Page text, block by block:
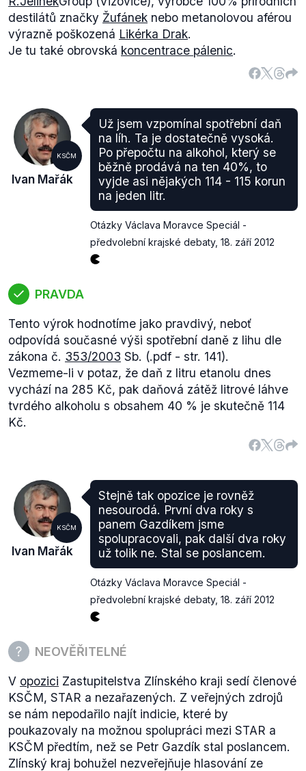
destilátů značky Žufánek nebo metanolovou aférou
výrazně poškozená Likérka Drak.
Je tu také obrovská koncentrace pálenic.
KSČM
Ivan Mařák
Už jsem vzpomínal spotřební daň
na líh. Ta je dostatečně vysoká.
Po přepočtu na alkohol, který se
běžně prodává na ten 40%, to
vyjde asi nějakých 114 - 115 korun
na jeden litr.
Otázky Václava Moravce Speciál -
předvolební krajské debaty, 18. září 2012
PRAVDA
Tento výrok hodnotíme jako pravdivý, neboť
odpovídá současné výši spotřební daně z lihu dle
zákona č. 353/2003 Sb. (.pdf - str. 141).
Vezmeme-li v potaz, že daň z litru etanolu dnes
vychází na 285 Kč, pak daňová zátěž litrové láhve
tvrdého alkoholu s obsahem 40 % je skutečně 114
Kč.
KSČM
Ivan Mařák
Stejně tak opozice je rovněž
nesourodá. První dva roky s
panem Gazdíkem jsme
spolupracovali, pak další dva roky
už tolik ne. Stal se poslancem.
Otázky Václava Moravce Speciál -
předvolební krajské debaty, 18. září 2012
NEOVĚŘITELNÉ
V opozici Zastupitelstva Zlínského kraji sedí členové
KSČM, STAR a nezařazených. Z veřejných zdrojů
se nám nepodařilo najít indicie, které by
poukazovaly na možnou spolupráci mezi STAR a
KSČM předtím, než se Petr Gazdík stal poslancem.
Zlínský kraj bohužel nezveřejňuje hlasování ze